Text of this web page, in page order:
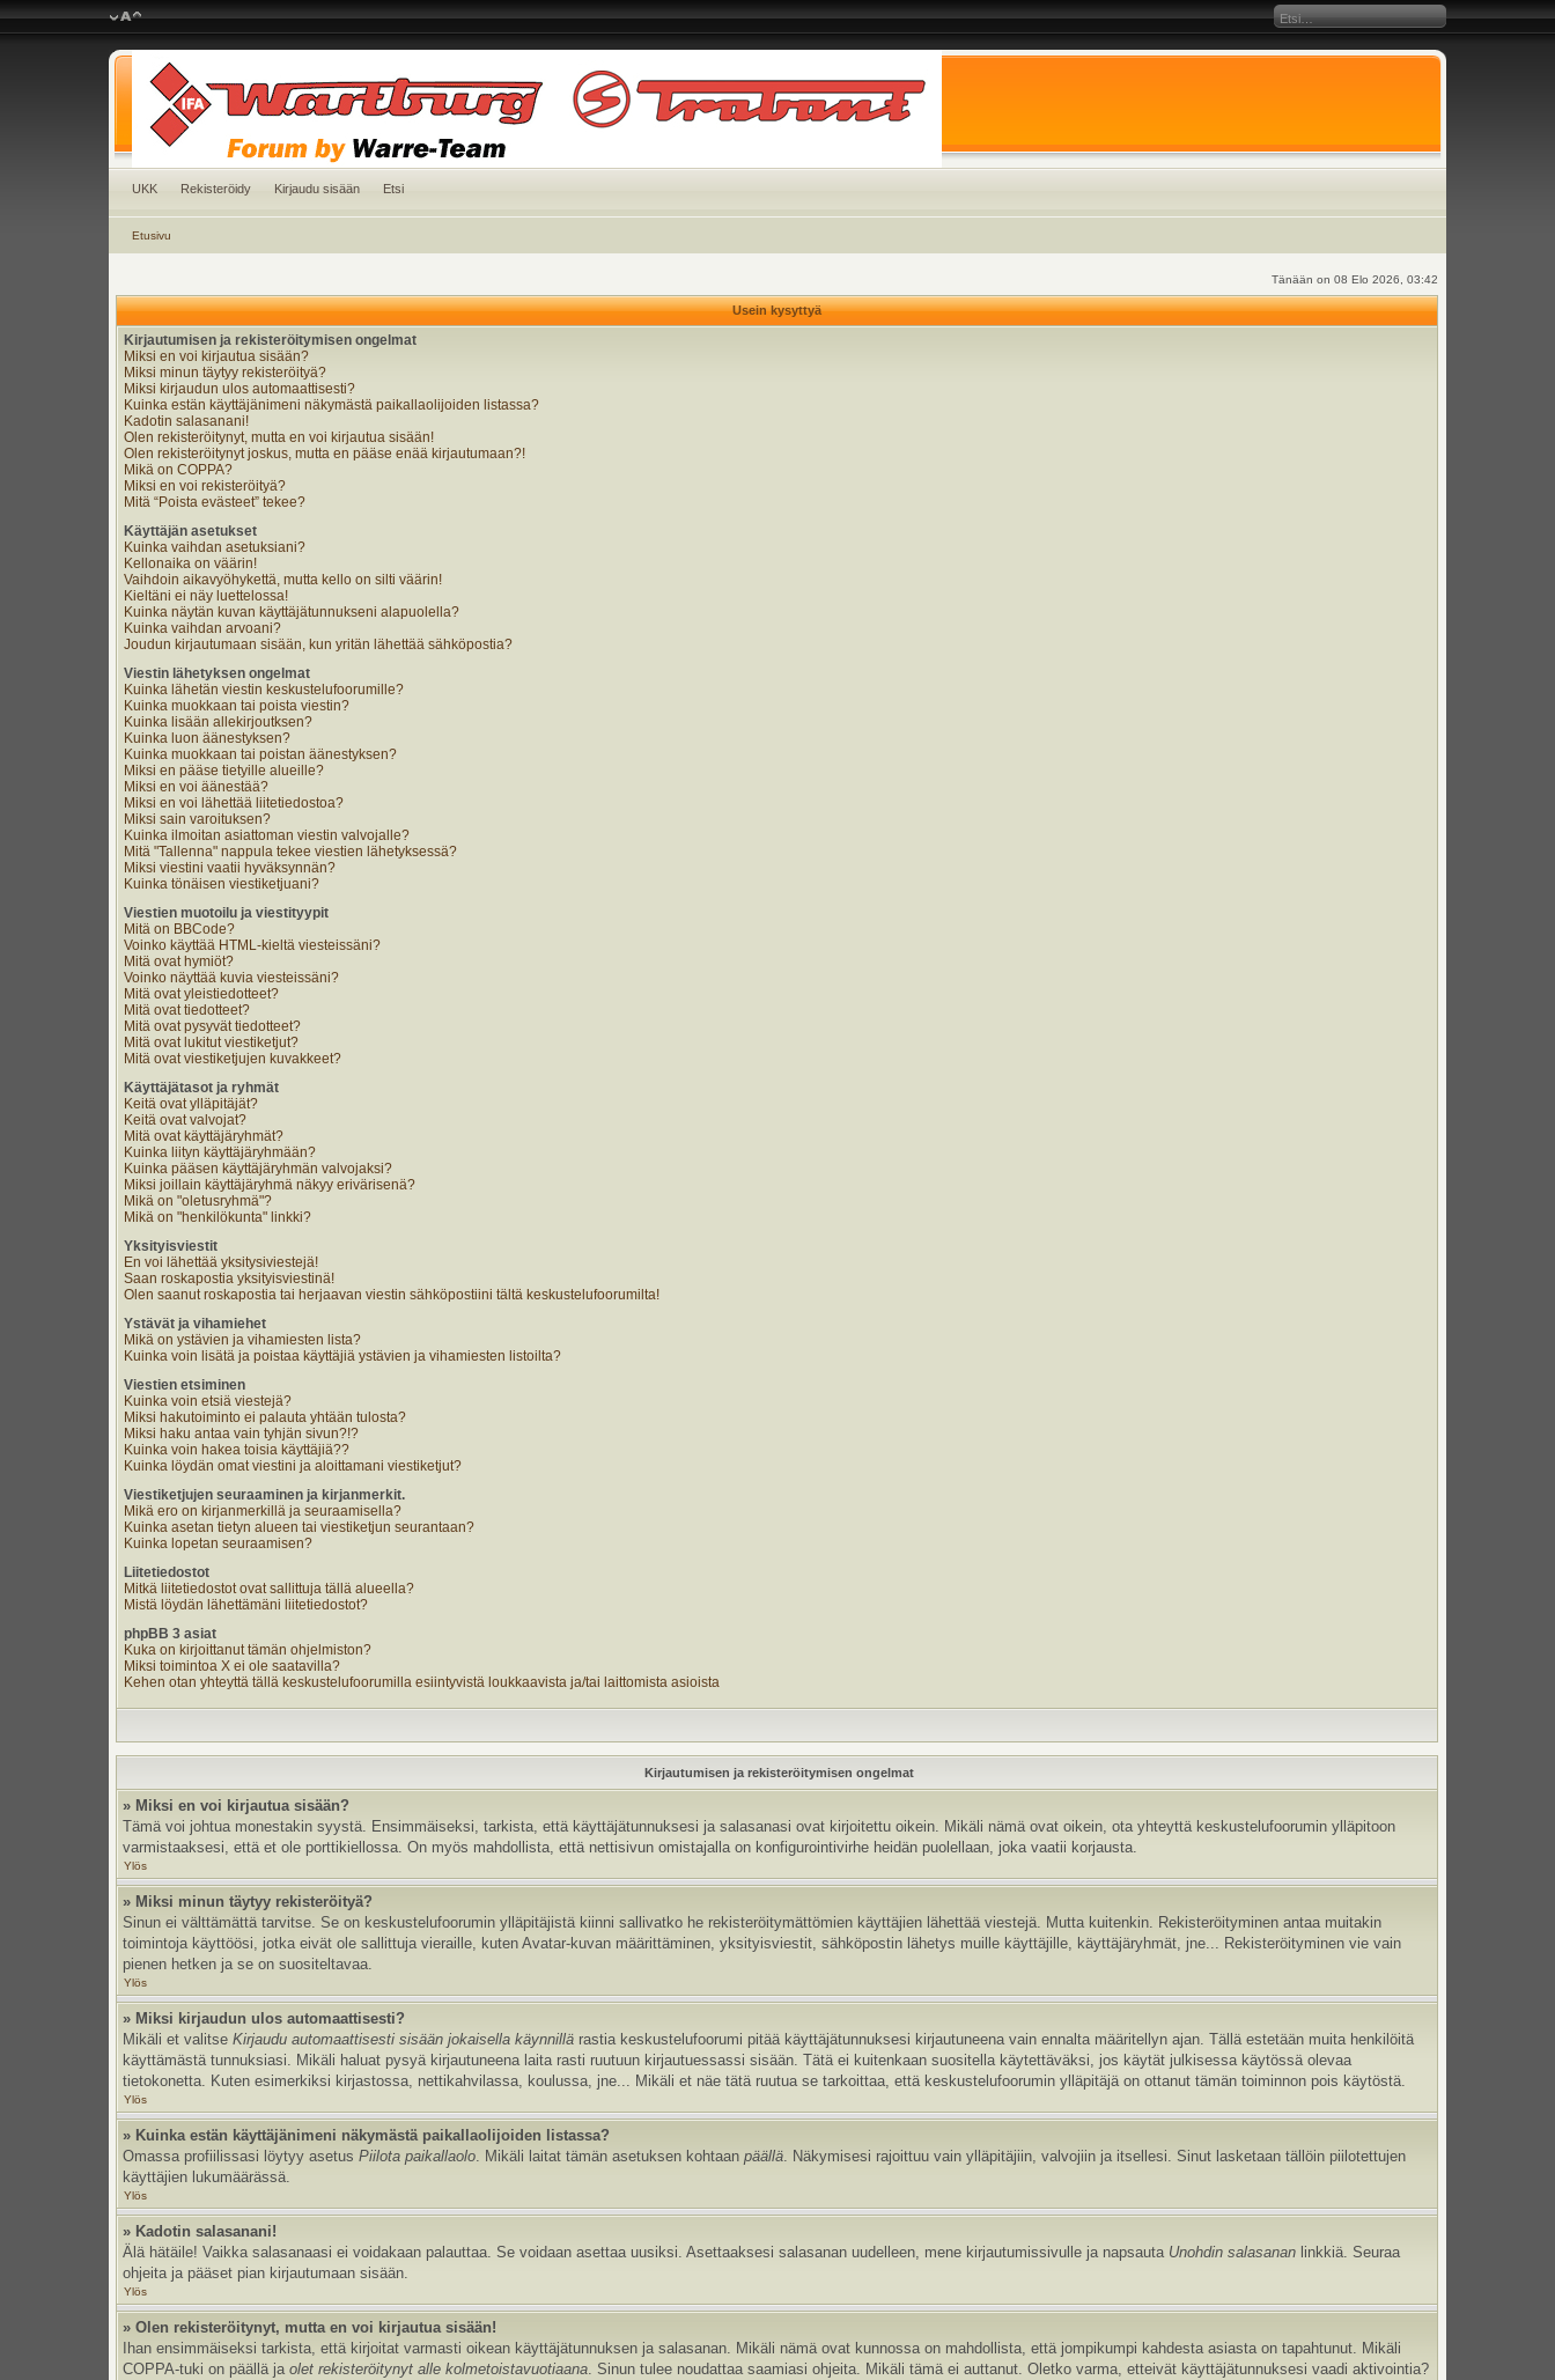
UKK Rekisteröidy Kirjaudu sisään Etsi
Etusivu
Tänään on 08 Elo 2026, 03:42
Usein kysyttyä
Kirjautumisen ja rekisteröitymisen ongelmat
Miksi en voi kirjautua sisään?
Miksi minun täytyy rekisteröityä?
Miksi kirjaudun ulos automaattisesti?
Kuinka estän käyttäjänimeni näkymästä paikallaolijoiden listassa?
Kadotin salasanani!
Olen rekisteröitynyt, mutta en voi kirjautua sisään!
Olen rekisteröitynyt joskus, mutta en pääse enää kirjautumaan?!
Mikä on COPPA?
Miksi en voi rekisteröityä?
Mitä “Poista evästeet” tekee?
Käyttäjän asetukset
Kuinka vaihdan asetuksiani?
Kellonaika on väärin!
Vaihdoin aikavyöhykettä, mutta kello on silti väärin!
Kieltäni ei näy luettelossa!
Kuinka näytän kuvan käyttäjätunnukseni alapuolella?
Kuinka vaihdan arvoani?
Joudun kirjautumaan sisään, kun yritän lähettää sähköpostia?
Viestin lähetyksen ongelmat
Kuinka lähetän viestin keskustelufoorumille?
Kuinka muokkaan tai poista viestin?
Kuinka lisään allekirjoutksen?
Kuinka luon äänestyksen?
Kuinka muokkaan tai poistan äänestyksen?
Miksi en pääse tietyille alueille?
Miksi en voi äänestää?
Miksi en voi lähettää liitetiedostoa?
Miksi sain varoituksen?
Kuinka ilmoitan asiattoman viestin valvojalle?
Mitä "Tallenna" nappula tekee viestien lähetyksessä?
Miksi viestini vaatii hyväksynnän?
Kuinka tönäisen viestiketjuani?
Viestien muotoilu ja viestityypit
Mitä on BBCode?
Voinko käyttää HTML-kieltä viesteissäni?
Mitä ovat hymiöt?
Voinko näyttää kuvia viesteissäni?
Mitä ovat yleistiedotteet?
Mitä ovat tiedotteet?
Mitä ovat pysyvät tiedotteet?
Mitä ovat lukitut viestiketjut?
Mitä ovat viestiketjujen kuvakkeet?
Käyttäjätasot ja ryhmät
Keitä ovat ylläpitäjät?
Keitä ovat valvojat?
Mitä ovat käyttäjäryhmät?
Kuinka liityn käyttäjäryhmään?
Kuinka pääsen käyttäjäryhmän valvojaksi?
Miksi joillain käyttäjäryhmä näkyy erivärisenä?
Mikä on "oletusryhmä"?
Mikä on "henkilökunta" linkki?
Yksityisviestit
En voi lähettää yksitysiviestejä!
Saan roskapostia yksityisviestinä!
Olen saanut roskapostia tai herjaavan viestin sähköpostiini tältä keskustelufoorumilta!
Ystävät ja vihamiehet
Mikä on ystävien ja vihamiesten lista?
Kuinka voin lisätä ja poistaa käyttäjiä ystävien ja vihamiesten listoilta?
Viestien etsiminen
Kuinka voin etsiä viestejä?
Miksi hakutoiminto ei palauta yhtään tulosta?
Miksi haku antaa vain tyhjän sivun?!?
Kuinka voin hakea toisia käyttäjiä??
Kuinka löydän omat viestini ja aloittamani viestiketjut?
Viestiketjujen seuraaminen ja kirjanmerkit.
Mikä ero on kirjanmerkillä ja seuraamisella?
Kuinka asetan tietyn alueen tai viestiketjun seurantaan?
Kuinka lopetan seuraamisen?
Liitetiedostot
Mitkä liitetiedostot ovat sallittuja tällä alueella?
Mistä löydän lähettämäni liitetiedostot?
phpBB 3 asiat
Kuka on kirjoittanut tämän ohjelmiston?
Miksi toimintoa X ei ole saatavilla?
Kehen otan yhteyttä tällä keskustelufoorumilla esiintyvistä loukkaavista ja/tai laittomista asioista
Kirjautumisen ja rekisteröitymisen ongelmat
» Miksi en voi kirjautua sisään?
Tämä voi johtua monestakin syystä. Ensimmäiseksi, tarkista, että käyttäjätunnuksesi ja salasanasi ovat kirjoitettu oikein. Mikäli nämä ovat oikein, ota yhteyttä keskustelufoorumin ylläpitoon
varmistaaksesi, että et ole porttikiellossa. On myös mahdollista, että nettisivun omistajalla on konfigurointivirhe heidän puolellaan, joka vaatii korjausta.
Ylös
» Miksi minun täytyy rekisteröityä?
Sinun ei välttämättä tarvitse. Se on keskustelufoorumin ylläpitäjistä kiinni sallivatko he rekisteröitymättömien käyttäjien lähettää viestejä. Mutta kuitenkin. Rekisteröityminen antaa muitakin
toimintoja käyttöösi, jotka eivät ole sallittuja vieraille, kuten Avatar-kuvan määrittäminen, yksityisviestit, sähköpostin lähetys muille käyttäjille, käyttäjäryhmät, jne... Rekisteröityminen vie vain
pienen hetken ja se on suositeltavaa.
Ylös
» Miksi kirjaudun ulos automaattisesti?
Mikäli et valitseKirjaudu automaattisesti sisään jokaisella käynnillä rastia keskustelufoorumi pitää käyttäjätunnuksesi kirjautuneena vain ennalta määritellyn ajan. Tällä estetään muita henkilöitä
käyttämästä tunnuksiasi. Mikäli haluat pysyä kirjautuneena laita rasti ruutuun kirjautuessassi sisään. Tätä ei kuitenkaan suositella käytettäväksi, jos käytät julkisessa käytössä olevaa
tietokonetta. Kuten esimerkiksi kirjastossa, nettikahvilassa, koulussa, jne... Mikäli et näe tätä ruutua se tarkoittaa, että keskustelufoorumin ylläpitäjä on ottanut tämän toiminnon pois käytöstä.
Ylös
» Kuinka estän käyttäjänimeni näkymästä paikallaolijoiden listassa?
Omassa profiilissasi löytyy asetusPiilota paikallaolo. Mikäli laitat tämän asetuksen kohtaanpäällä. Näkymisesi rajoittuu vain ylläpitäjiin, valvojiin ja itsellesi. Sinut lasketaan tällöin piilotettujen
käyttäjien lukumäärässä.
Ylös
» Kadotin salasanani!
Älä hätäile! Vaikka salasanaasi ei voidakaan palauttaa. Se voidaan asettaa uusiksi. Asettaaksesi salasanan uudelleen, mene kirjautumissivulle ja napsauta Unohdin salasanan linkkiä. Seuraa
ohjeita ja pääset pian kirjautumaan sisään.
Ylös
» Olen rekisteröitynyt, mutta en voi kirjautua sisään!
Ihan ensimmäiseksi tarkista, että kirjoitat varmasti oikean käyttäjätunnuksen ja salasanan. Mikäli nämä ovat kunnossa on mahdollista, että jompikumpi kahdesta asiasta on tapahtunut. Mikäli
COPPA-tuki on päällä jaolet rekisteröitynyt alle kolmetoistavuotiaana. Sinun tulee noudattaa saamiasi ohjeita. Mikäli tämä ei auttanut. Oletko varma, etteivät käyttäjätunnuksesi vaadi aktivointia?